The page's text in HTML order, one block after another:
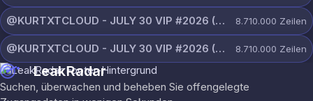
@KURTXTCLOUD - JULY 30 VIP #2026 (63).txt 8.710.000 Zeilen
@KURTXTCLOUD - JULY 30 VIP #2026 (62).txt 8.710.000 Zeilen
LeakRadar
Suchen, überwachen und beheben Sie offengelegte